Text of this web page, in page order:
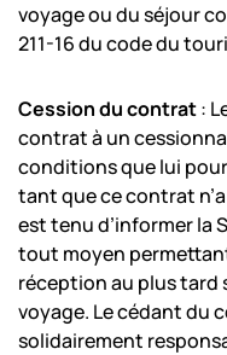
voyage ou du séjour
211-16 du code du
Cession du contrat:
contrat à un
conditions que lui
tant que ce contrat
est tenu d’informer la
tout moyen
réception au plus tard
voyage. Le cédant du
solidairement